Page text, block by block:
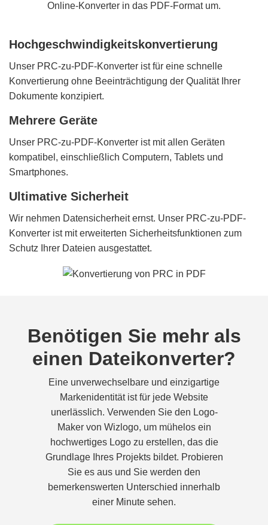
Online-Konverter in das PDF-Format um.
Hochgeschwindigkeitskonvertierung
Unser PRC-zu-PDF-Konverter ist für eine schnelle
Konvertierung ohne Beeinträchtigung der Qualität Ihrer
Dokumente konzipiert.
Mehrere Geräte
Unser PRC-zu-PDF-Konverter ist mit allen Geräten
kompatibel, einschließlich Computern, Tablets und
Smartphones.
Ultimative Sicherheit
Wir nehmen Datensicherheit ernst. Unser PRC-zu-PDF-
Konverter ist mit erweiterten Sicherheitsfunktionen zum
Schutz Ihrer Dateien ausgestattet.
Benötigen Sie mehr als
einen Dateikonverter?
Eine unverwechselbare und einzigartige
Markenidentität ist für jede Website
unerlässlich. Verwenden Sie den Logo-
Maker von Wizlogo, um mühelos ein
hochwertiges Logo zu erstellen, das die
Grundlage Ihres Projekts bildet. Probieren
Sie es aus und Sie werden den
bemerkenswerten Unterschied innerhalb
einer Minute sehen.